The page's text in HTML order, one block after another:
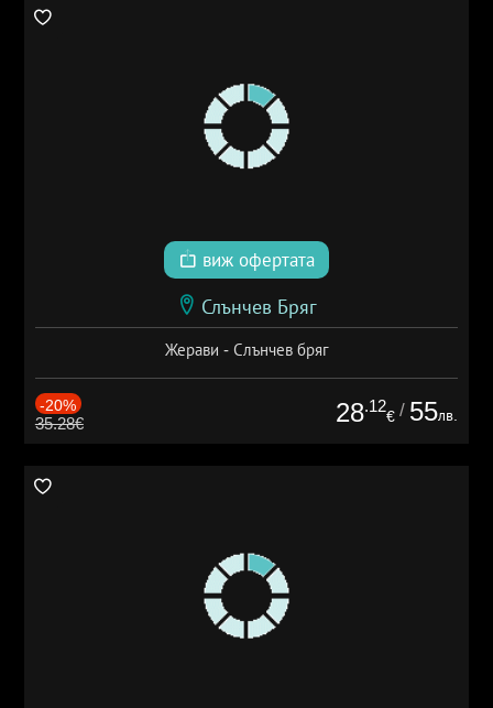
виж офертата
Слънчев Бряг
Жерави - Слънчев бряг
-20%
35.28€ 28.12
€ / 55лв.